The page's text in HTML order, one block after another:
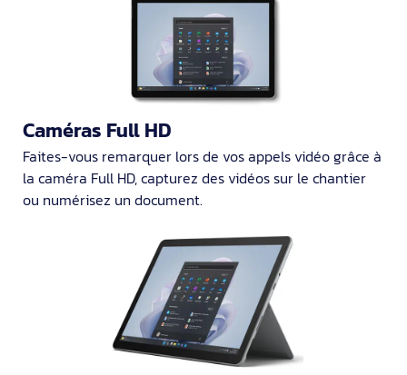
Caméras Full HD
Faites-vous remarquer lors de vos appels vidéo grâce à
la caméra Full HD, capturez des vidéos sur le chantier
ou numérisez un document.